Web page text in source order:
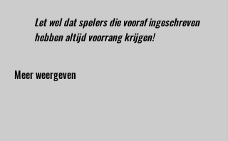
Let wel dat spelers die vooraf ingeschreven
hebben altijd voorrang krijgen!
Meer weergeven